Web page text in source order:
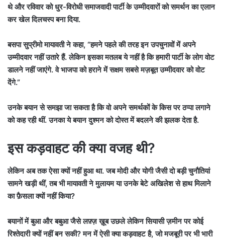
थे और रविवार को धुर-विरोधी समाजवादी पार्टी के उम्मीदवारों को समर्थन का एलान
कर खेल दिलचस्प बना दिया.
बसपा सुप्रीमो मायावती ने कहा, “हमने पहले की तरह इन उपचुनावों में अपने
उम्मीदवार नहीं उतारे हैं. लेकिन इसका मतलब ये नहीं है कि हमारी पार्टी के लोग वोट
डालने नहीं जाएंगे. वे भाजपा को हराने में सक्षम सबसे मज़बूत उम्मीदवार को वोट
देंगे.”
उनके बयान से समझा जा सकता है कि वो अपने समर्थकों के किस पर ठप्पा लगाने
को कह रही थीं. उनका ये बयान दुश्मन को दोस्त में बदलने की झलक देता है.
इस कड़वाहट की क्या वजह थी?
लेकिन अब तक ऐसा क्यों नहीं हुआ था. जब मोदी और योगी जैसी दो बड़ी चुनौतियां
सामने खड़ी थीं, तब भी मायावती ने मुलायम या उनके बेटे अखिलेश से हाथ मिलाने
का फ़ैसला क्यों नहीं किया?
बयानों में बुआ और बबुआ जैसे लफ़्ज़ ख़ूब उछले लेकिन सियासी ज़मीन पर कोई
रिश्तेदारी क्यों नहीं बन सकी? मन में ऐसी क्या कड़वाहट है, जो मजबूरी पर भी भारी